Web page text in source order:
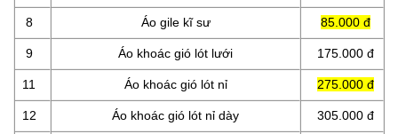
8 Áo gile kĩ sư 85.000 đ
9 Áo khoác gió lót lưới 175.000 đ
11 Áo khoác gió lót nỉ 275.000 đ
12 Áo khoác gió lót nỉ dày 305.000 đ